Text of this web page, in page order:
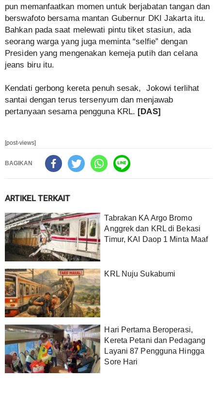
pun memanfaatkan momen untuk berjabatan tangan dan
berswafoto bersama mantan Gubernur DKI Jakarta itu.
Bahkan pada saat melewati pintu tiket stasiun, ada
seorang warga yang juga meminta “selfie” dengan
Presiden yang mengenakan kemeja putih dan celana
jeans biru itu.
Kendati gerbong kereta penuh sesak, Jokowi terlihat
santai dengan terus tersenyum dan menjawab
pertanyaan sesama pengguna KRL. [DAS]
[post-views]
BAGIKAN
ARTIKEL TERKAIT
Tabrakan KA Argo Bromo
Anggrek dan KRL di Bekasi
Timur, KAI Daop 1 Minta Maaf
KRL Nuju Sukabumi
Hari Pertama Beroperasi,
Kereta Petani dan Pedagang
Layani 87 Pengguna Hingga
Sore Hari